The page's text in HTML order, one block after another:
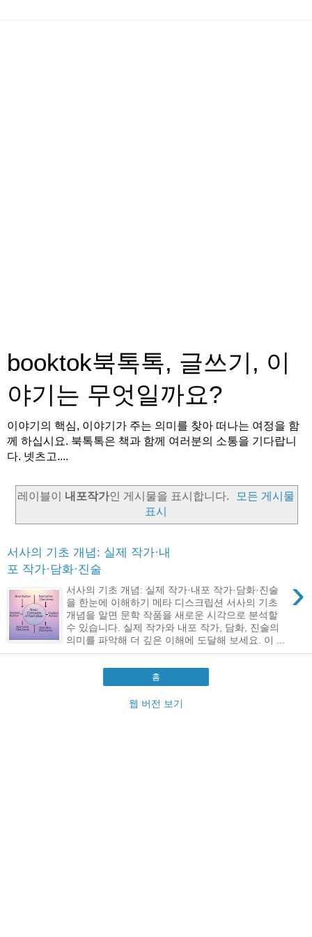
booktok북톡톡, 글쓰기, 이
야기는 무엇일까요?
이야기의 핵심, 이야기가 주는 의미를 찾아 떠나는 여정을 함
께 하십시요. 북톡톡은 책과 함께 여러분의 소통을 기다랍니
다. 넷츠고....
레이블이 내포작가인 게시물을 표시합니다.
모든 게시물
표시
서사의 기초 개념: 실제 작가·내
포 작가·담화·진술
›
서사의 기초 개념: 실제 작가·내포 작가·담화·진술
을 한눈에 이해하기 메타 디스크립션 서사의 기초
개념을 알면 문학 작품을 새로운 시각으로 분석할
수 있습니다. 실제 작가와 내포 작가, 담화, 진술의
의미를 파악해 더 깊은 이해에 도달해 보세요. 이 ...
홈
웹 버전 보기